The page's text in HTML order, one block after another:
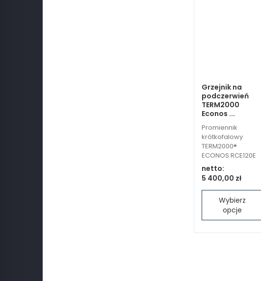
Grzejnik na
podczerwień
TERM2000
Econos ...
Promiennik
krótkofalowy
TERM2000®
ECONOS RCE120E
netto:
5 400,00 zł
Wybierz
opcje